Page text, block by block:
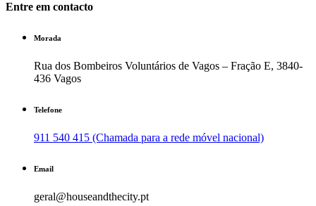
Entre em contacto
Morada
Rua dos Bombeiros Voluntários de Vagos – Fração E, 3840-
436 Vagos
Telefone
911 540 415 (Chamada para a rede móvel nacional)
Email
geral@houseandthecity.pt